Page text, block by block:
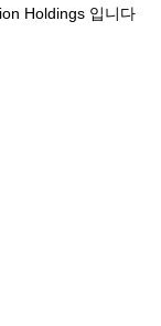
Holdings 입니다